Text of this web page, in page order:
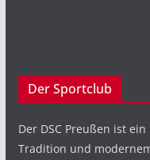
Der Sportclub
Der DSC Preußen ist
Tradition und